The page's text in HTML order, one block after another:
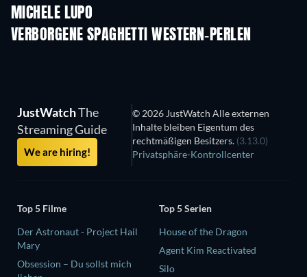
MICHELE LUPO
VERBORGENE SPAGHETTI WESTERN-PERLEN
JustWatchThe
Streaming Guide
We are hiring!
© 2026 JustWatch Alle externen
Inhalte bleiben Eigentum des
rechtmäßigen Besitzers. (3.13.0)
Privatsphäre-Kontrollcenter
Top 5 Filme
Der Astronaut - Project Hail
Mary
Obsession – Du sollst mich
Top 5 Serien
House of the Dragon
Agent Kim Reactivated
Silo